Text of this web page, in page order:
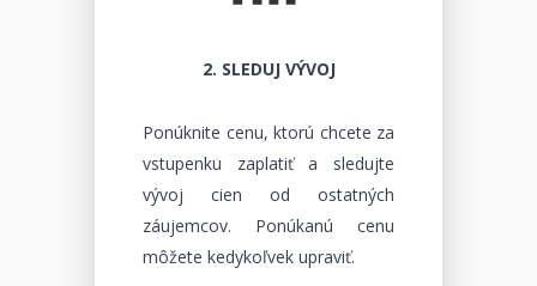
2. SLEDUJ VÝVOJ
Ponúknite cenu, ktorú chcete za
vstupenku zaplatiť a sledujte
vývoj cien od ostatných
záujemcov. Ponúkanú cenu
môžete kedykoľvek upraviť.